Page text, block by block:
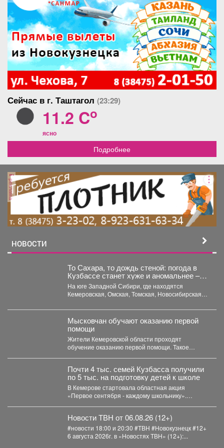
Сейчас в г. Таштагол (23:29)
11.2 Co
ясно
Подробнее
реклама
НОВОСТИ
То Сахара, то дождь стеной: погода в
Кузбассе станет хуже и аномальнее –
причина
На юге Западной Сибири, где находятся
Кемеровская, Омская, Томская, Новосибирская
Мысковчан обучают оказанию первой
помощи
Жители Кемеровской области проходят
обучение оказанию первой помощи. Такое
Почти 4 тыс. семей Кузбасса получили
по 5 тыс. на подготовку детей к школе
В Кемерове стартовала областная акция
«Первое сентября - каждому школьнику».
Новости ТВН от 06.08.26 (12+)
#новости 18:00 и 20:30 #ТВН #Новокузнецк #12+
6 августа 2026г. в «Новостях ТВН» (12+):...